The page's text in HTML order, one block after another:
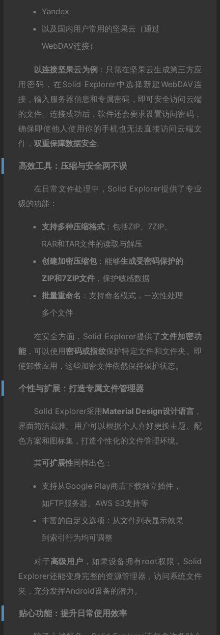
Yandex
以及国内用户常用的坚果云（通过
WebDAV连接）
以连接坚果云为例 ：只需在坚果云生成第三方应
用密码，在Solid Explorer中选择新建WebDAV连
接，输入服务器信息和专属密码，即可安全访问云端
的文件。连接成功后，软件还会要求设置访问密码，
确保即使他人使用你的手机也无法直接访问云端文
件， 双重保障数据安全。
高效工具：压缩与安全两不误
在日常文件处理中，Solid Explorer提供了专业
级的功能：
支持多种压缩格式：包括ZIP、7ZIP、
RAR和TAR文件的读取与解压
创建加密压缩包：能够生成受密码保护的
ZIP和7ZIP文件，保护敏感数据
批量重命名 ：支持命名模式，一次性处理
多个文件
在安全方面，Solid Explorer提供了文件加密功
能，可以使用密码或指纹保护特定文件和文件夹。即
使卸载应用，这些加密文件依然保持保护状态。
个性与扩展：打造专属文件管理器
Solid Explorer采用Material Design设计语言，
界面简洁高雅。用户可以根据个人喜好更换主题、配
色方案和图标集，打造个性化的文件管理环境。
其可扩展性同样出色：
支持从Google Play商店下载独立插件，
如FTP服务器、AWS S3支持等
丰富的自定义选项：从文件列表显示效果
到索引行为均可调整
对于高级用户 ，如果设备拥有root权限，Solid
Explorer还能变身完整的资源管理器，访问系统文件
夹，充分发挥Android设备的潜力。
贴心功能：提升日常使用效率